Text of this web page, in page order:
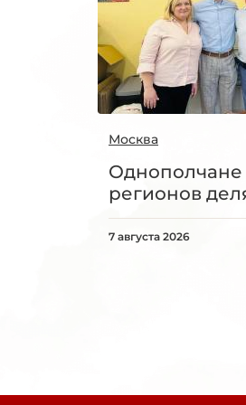
Москва
Однополчане
регионов
7 августа 2026